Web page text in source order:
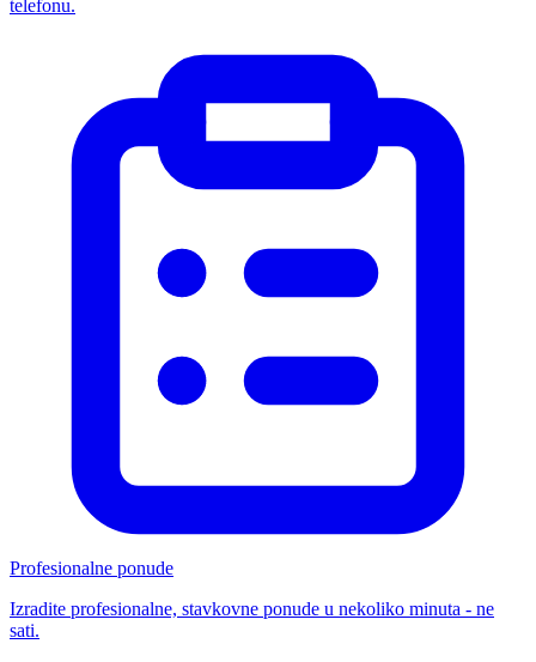
telefonu.
Profesionalne ponude
Izradite profesionalne, stavkovne ponude u nekoliko minuta - ne
sati.